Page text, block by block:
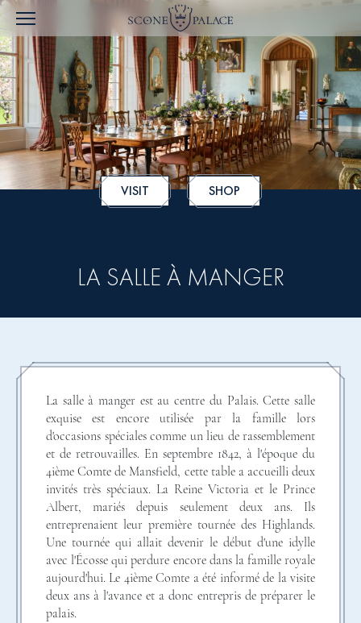
VISIT SHOP
LA SALLE À MANGER
La salle à manger est au centre du Palais. Cette salle
exquise est encore utilisée par la famille lors
d'occasions spéciales comme un lieu de rassemblement
et de retrouvailles. En septembre 1842, à l'époque du
4ième Comte de Mansfield, cette table a accueilli deux
invités très spéciaux. La Reine Victoria et le Prince
Albert, mariés depuis seulement deux ans. Ils
entreprenaient leur première tournée des Highlands.
Une tournée qui allait devenir le début d'une idylle
avec l'Écosse qui perdure encore dans la famille royale
aujourd'hui. Le 4ième Comte a été informé de la visite
deux ans à l'avance et a donc entrepris de préparer le
palais.